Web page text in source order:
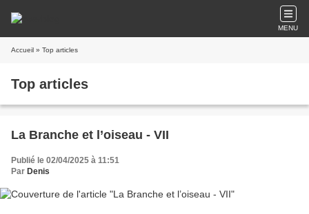
MENU
Accueil » Top articles
Top articles
La Branche et l’oiseau - VII
Publié le 02/04/2025 à 11:51
Par Denis